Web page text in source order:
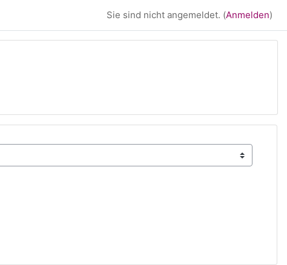
Sie sind nicht angemeldet. (Anmelden)